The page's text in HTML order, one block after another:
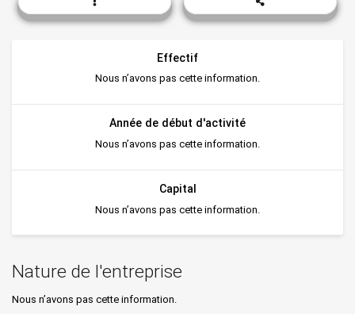
Effectif
Nous n’avons pas cette information.
Année de début d'activité
Nous n’avons pas cette information.
Capital
Nous n’avons pas cette information.
Nature de l'entreprise
Nous n’avons pas cette information.